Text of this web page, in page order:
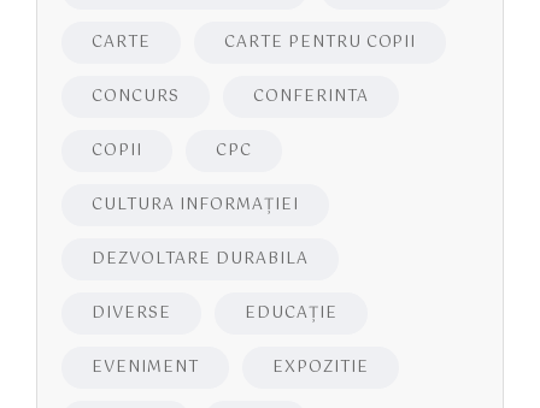
CARTE CARTE PENTRU COPII
CONCURS CONFERINTA
COPII CPC
CULTURA INFORMAŢIEI
DEZVOLTARE DURABILA
DIVERSE EDUCAŢIE
EVENIMENT EXPOZITIE